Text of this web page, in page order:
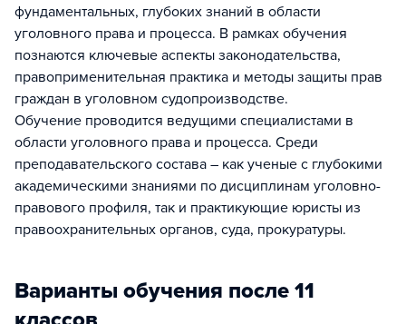
фундаментальных, глубоких знаний в области
уголовного права и процесса. В рамках обучения
познаются ключевые аспекты законодательства,
правоприменительная практика и методы защиты прав
граждан в уголовном судопроизводстве.
Обучение проводится ведущими специалистами в
области уголовного права и процесса. Среди
преподавательского состава – как ученые с глубокими
академическими знаниями по дисциплинам уголовно-
правового профиля, так и практикующие юристы из
правоохранительных органов, суда, прокуратуры.
Варианты обучения после 11